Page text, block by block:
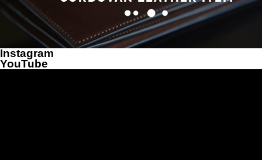
Instagram
YouTube